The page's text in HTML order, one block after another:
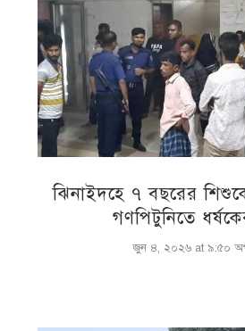
ঝিনাইদহে ৭ বছরের শিশুকে
গণপিটুনিতে
জুন ৪, ২০২৬ at ৯:৫০